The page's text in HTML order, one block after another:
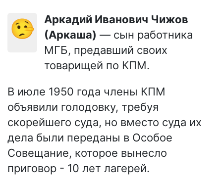
🤥
Аркадий Иванович Чижов
(Аркаша) — сын работника
МГБ, предавший своих
товарищей по КПМ.
В июле 1950 года члены КПМ
объявили голодовку, требуя
скорейшего суда, но вместо суда их
дела были переданы в Особое
Совещание, которое вынесло
приговор - 10 лет лагерей.